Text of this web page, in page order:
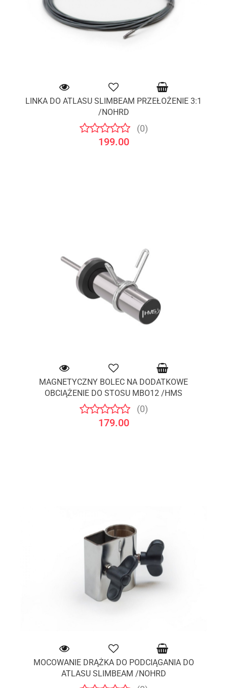
LINKA DO ATLASU SLIMBEAM PRZEŁOŻENIE 3:1
/NOHRD
(0)
199.00
MAGNETYCZNY BOLEC NA DODATKOWE
OBCIĄŻENIE DO STOSU MBO12 /HMS
(0)
179.00
MOCOWANIE DRĄŻKA DO PODCIĄGANIA DO
ATLASU SLIMBEAM /NOHRD